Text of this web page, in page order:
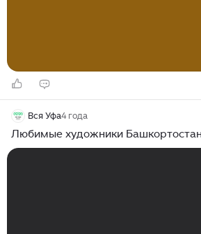
Вся Уфа4 года
Любимые художники